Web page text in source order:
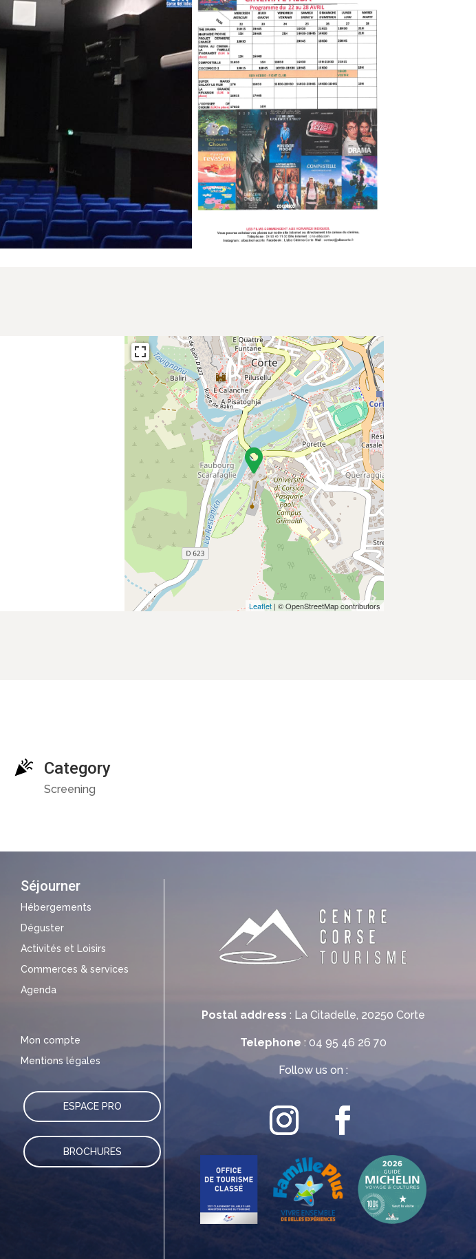
Leaflet| © OpenStreetMap contributors
Category
Screening
Postal address : La Citadelle, 20250 Corte
Telephone : 04 95 46 26 70
Follow us on :
Séjourner
Hébergements
Déguster
Activités et Loisirs
Commerces & services
Agenda
Mon compte
Mentions légales
ESPACE PRO
BROCHURES